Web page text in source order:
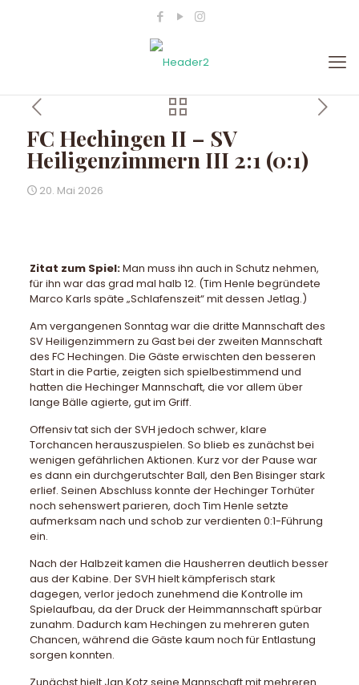
FC Hechingen II – SV
Heiligenzimmern III 2:1 (0:1)
20. Mai 2026
Zitat zum Spiel:Man muss ihn auch in Schutz nehmen,
für ihn war das grad mal halb 12. (Tim Henle begründete
Marco Karls späte „Schlafenszeit“ mit dessen Jetlag.)
Am vergangenen Sonntag war die dritte Mannschaft des
SV Heiligenzimmern zu Gast bei der zweiten Mannschaft
des FC Hechingen. Die Gäste erwischten den besseren
Start in die Partie, zeigten sich spielbestimmend und
hatten die Hechinger Mannschaft, die vor allem über
lange Bälle agierte, gut im Griff.
Offensiv tat sich der SVH jedoch schwer, klare
Torchancen herauszuspielen. So blieb es zunächst bei
wenigen gefährlichen Aktionen. Kurz vor der Pause war
es dann ein durchgerutschter Ball, den Ben Bisinger stark
erlief. Seinen Abschluss konnte der Hechinger Torhüter
noch sehenswert parieren, doch Tim Henle setzte
aufmerksam nach und schob zur verdienten 0:1-Führung
ein.
Nach der Halbzeit kamen die Hausherren deutlich besser
aus der Kabine. Der SVH hielt kämpferisch stark
dagegen, verlor jedoch zunehmend die Kontrolle im
Spielaufbau, da der Druck der Heimmannschaft spürbar
zunahm. Dadurch kam Hechingen zu mehreren guten
Chancen, während die Gäste kaum noch für Entlastung
sorgen konnten.